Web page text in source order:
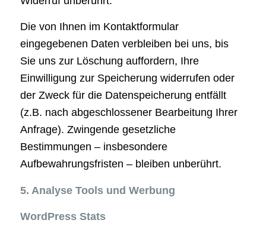
Die von Ihnen im Kontaktformular
eingegebenen Daten verbleiben bei uns, bis
Sie uns zur Löschung auffordern, Ihre
Einwilligung zur Speicherung widerrufen oder
der Zweck für die Datenspeicherung entfällt
(z.B. nach abgeschlossener Bearbeitung Ihrer
Anfrage). Zwingende gesetzliche
Bestimmungen – insbesondere
Aufbewahrungsfristen – bleiben unberührt.
5. Analyse Tools und Werbung
WordPress Stats